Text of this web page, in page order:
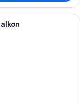
selimut bulu angsa,